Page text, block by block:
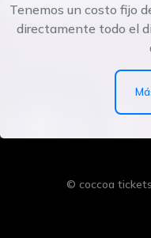
Tenemos un costo fijo
directamente todo el
© coccoa